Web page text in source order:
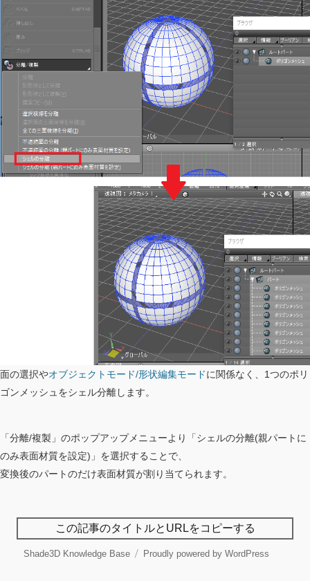
面の選択やオブジェクトモード/形状編集モードに関係なく、1つのポリ
ゴンメッシュをシェル分離します。
「分離/複製」のポップアップメニューより「シェルの分離(親パートに
のみ表面材質を設定)」を選択することで、
変換後のパートのだけ表面材質が割り当てられます。
この記事のタイトルとURLをコピーする
Shade3D Knowledge Base Proudly powered by WordPress